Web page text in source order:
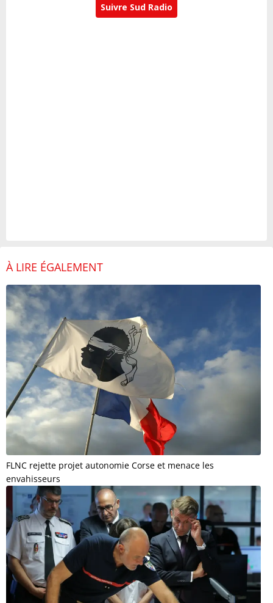
Suivre Sud Radio
À LIRE ÉGALEMENT
FLNC rejette projet autonomie Corse et menace les
envahisseurs